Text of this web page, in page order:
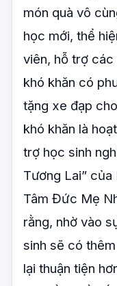
món quà vô
học mới, thể
viên, hỗ trợ các
khó khăn có
tặng xe đạp
khó khăn là
trợ học sinh
Tương Lai”
Tâm Đức Mẹ
rằng, nhờ vào
sinh sẽ có
lại thuận tiện